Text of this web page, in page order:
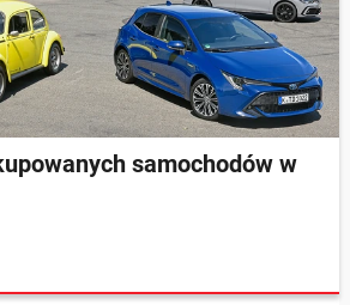
samochodów w